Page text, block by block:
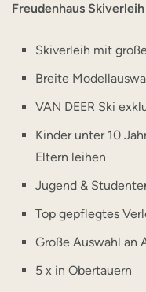
Freudenhaus Skiverleih
Skiverleih mit
Breite
VAN DEER Ski
Kinder unter 10
Eltern leihen
Jugend &
Top gepflegtes
Große Auswahl an
5 x in Obertauern